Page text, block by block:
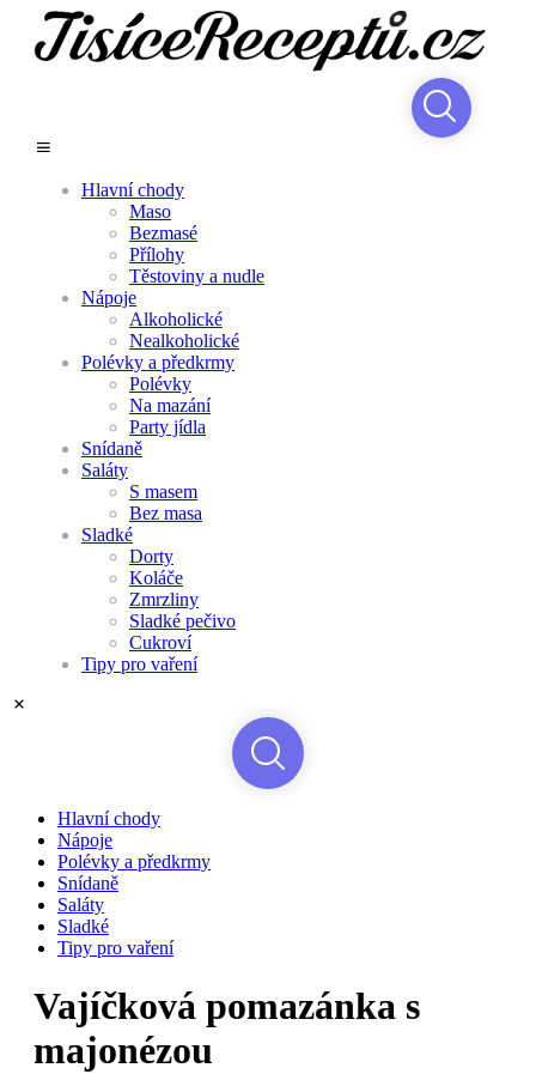
Hlavní chody
Maso
Bezmasé
Přílohy
Těstoviny a nudle
Nápoje
Alkoholické
Nealkoholické
Polévky a předkrmy
Polévky
Na mazání
Party jídla
Snídaně
Saláty
S masem
Bez masa
Sladké
Dorty
Koláče
Zmrzliny
Sladké pečivo
Cukroví
Tipy pro vaření
Hlavní chody
Nápoje
Polévky a předkrmy
Snídaně
Saláty
Sladké
Tipy pro vaření
Vajíčková pomazánka s
majonézou